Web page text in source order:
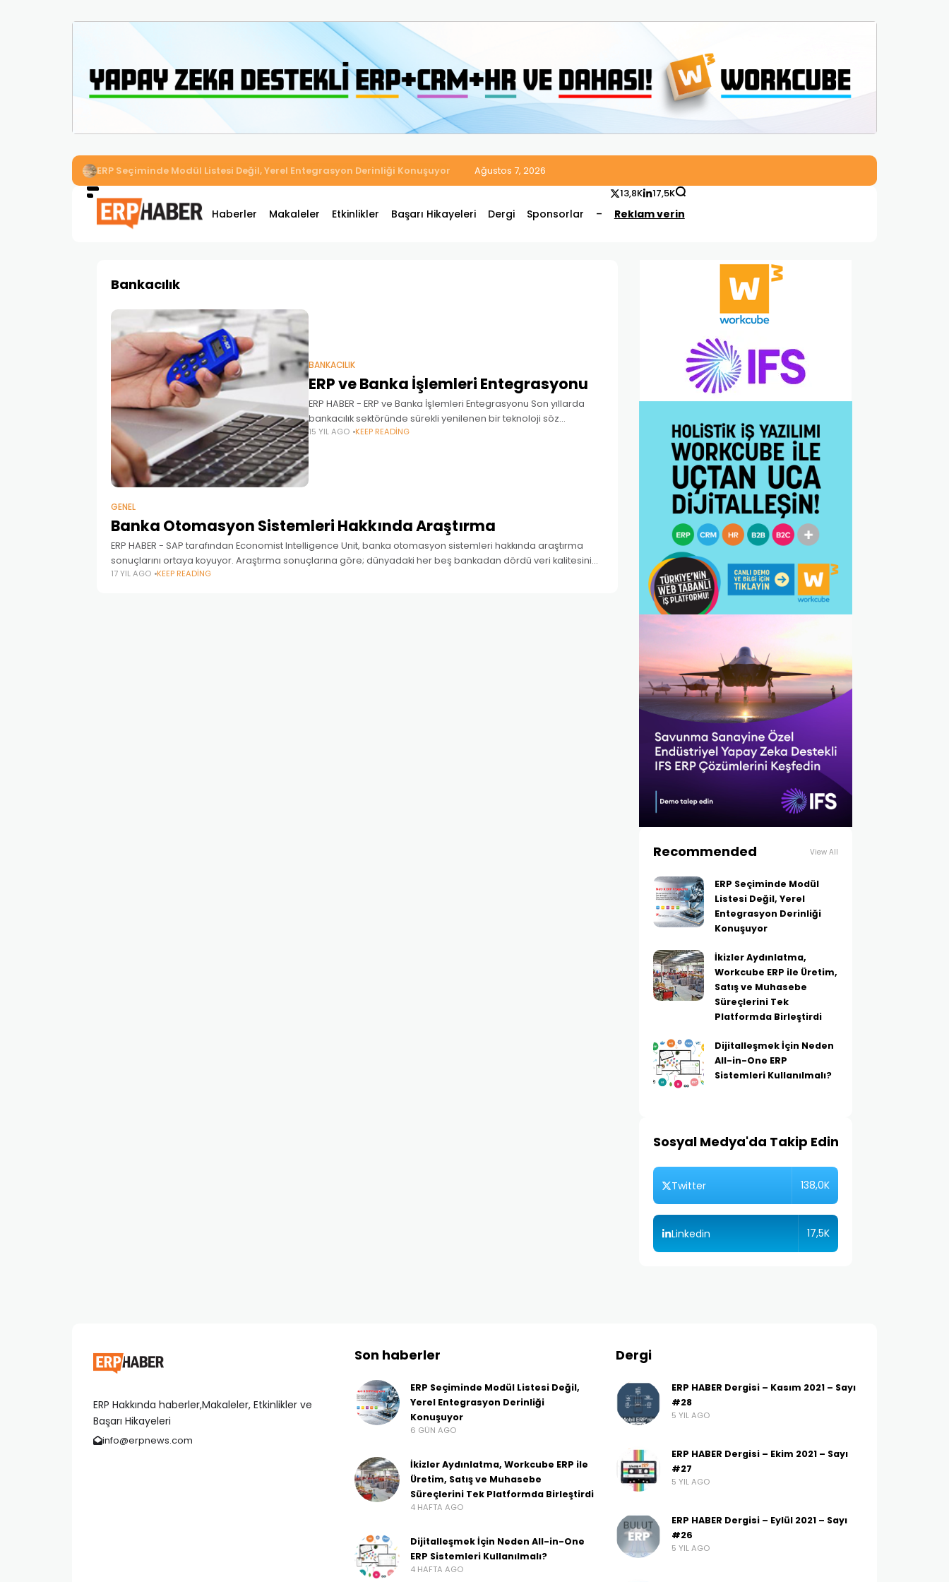
İkizler Aydınlatma, Workcube ERP ile Üretim, Satış ve Muhasebe Süreçlerini Tek Platformda Birleştirdi
Ağustos 7, 2026
Haberler Makaleler Etkinlikler Başarı Hikayeleri Dergi Sponsorlar – Reklam verin
13,8K 17,5K
Bankacılık
BANKACILIK
ERP ve Banka İşlemleri Entegrasyonu
ERP HABER - ERP ve Banka İşlemleri Entegrasyonu Son yıllarda
bankacılık sektöründe sürekli yenilenen bir teknoloji söz
konusudur. Özellikle 2001 yılında gerçekleşen kriz sonrasında
15 YIL AGO KEEP READING
GENEL
Banka Otomasyon Sistemleri Hakkında Araştırma
ERP HABER - SAP tarafından Economist Intelligence Unit, banka otomasyon sistemleri hakkında araştırma
sonuçlarını ortaya koyuyor. Araştırma sonuçlarına göre; dünyadaki her beş bankadan dördü veri kalitesini
arttırmak için iş süreçlerini
17 YIL AGO KEEP READING
Recommended View All
ERP Seçiminde Modül
Listesi Değil, Yerel
Entegrasyon Derinliği
Konuşuyor
İkizler Aydınlatma,
Workcube ERP ile Üretim,
Satış ve Muhasebe
Süreçlerini Tek
Platformda Birleştirdi
Dijitalleşmek İçin Neden
All-in-One ERP
Sistemleri Kullanılmalı?
Sosyal Medya'da Takip Edin
Twitter 138,0K
Linkedin 17,5K
ERP Hakkında haberler,Makaleler, Etkinlikler ve
Başarı Hikayeleri
info@erpnews.com
Son haberler
ERP Seçiminde Modül Listesi Değil,
Yerel Entegrasyon Derinliği
Konuşuyor
6 GÜN AGO
İkizler Aydınlatma, Workcube ERP ile
Üretim, Satış ve Muhasebe
Süreçlerini Tek Platformda Birleştirdi
4 HAFTA AGO
Dijitalleşmek İçin Neden All-in-One
ERP Sistemleri Kullanılmalı?
4 HAFTA AGO
Dergi
ERP HABER Dergisi – Kasım 2021 – Sayı
#28
5 YIL AGO
ERP HABER Dergisi – Ekim 2021 – Sayı
#27
5 YIL AGO
ERP HABER Dergisi – Eylül 2021 – Sayı
#26
5 YIL AGO